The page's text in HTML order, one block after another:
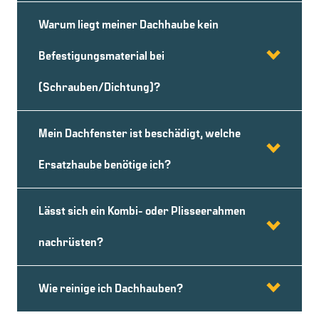
Warum liegt meiner Dachhaube kein
Befestigungsmaterial bei
(Schrauben/Dichtung)?
Mein Dachfenster ist beschädigt, welche
Ersatzhaube benötige ich?
Lässt sich ein Kombi- oder Plisseerahmen
nachrüsten?
Wie reinige ich Dachhauben?